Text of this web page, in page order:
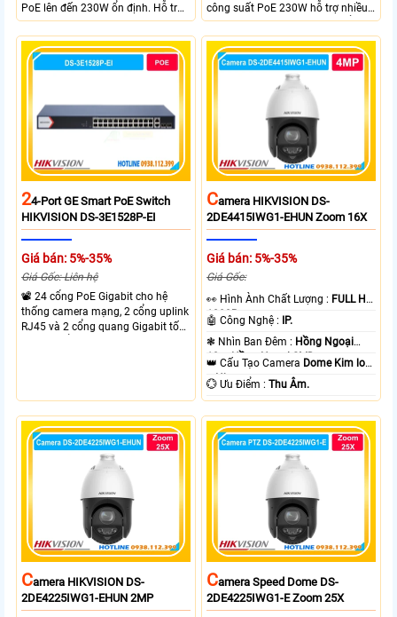
PoE lên đến 230W ổn định. Hỗ trợ
truyền PoE xa đến 300 mét. Băng
thông chuyển mạch đạt 68 Gbps
mạnh mẽ.
công suất PoE 230W hỗ trợ nhiều
thiết bị cùng lúc. Tốc độ chuyển
mạch 68Gbps đảm bảo hiệu suất
cao ổn định. Hỗ trợ truyền PoE xa
lên đến 300m cho hệ thống
24-Port GE Smart PoE Switch
HIKVISION DS-3E1528P-EI
Giá bán: 5%-35%
Giá Gốc: Liên hệ
📽 24 cổng PoE Gigabit cho hệ
thống camera mạng, 2 cổng uplink
RJ45 và 2 cổng quang Gigabit tốc
CAmera HIKVISION DS-
2DE4415IWG1-EHUN Zoom 16X
Giá bán: 5%-35%
Giá Gốc:
️👀 Hình Ành Chất Lượng : FULL HD
1080P .
🤖️ Công Nghệ :
IP.
❃ Nhìn Ban Đêm : Hồng Ngoại
10m Hồng Ngoại SMD.
👑 Cấu Tạo Camera Dome Kim loại
+ Nhựa.
️💮 Ưu Điểm :Thu Âm.
CAmera HIKVISION DS-
2DE4225IWG1-EHUN 2MP
CAmera Speed Dome DS-
2DE4225IWG1-E Zoom 25X